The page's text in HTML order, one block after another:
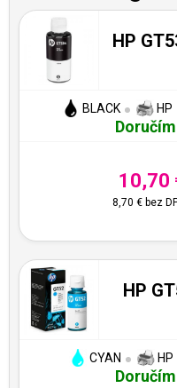
HP
BLACK HP
10,70
8,70 €bez
HP
CYAN HP